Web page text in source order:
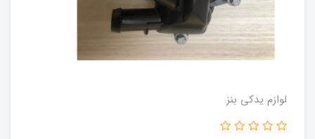
لوازم یدکی بنز